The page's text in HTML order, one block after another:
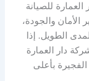
للصيانة
الأمان والجودة،
الطويل. إذا
دار العمارة
بأعلى